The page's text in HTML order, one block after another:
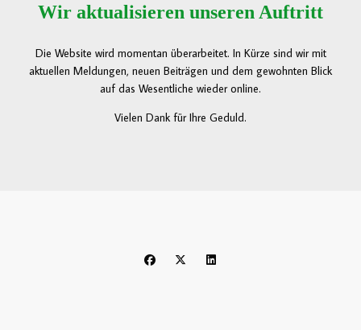
Wir aktualisieren unseren Auftritt
Die Website wird momentan überarbeitet. In Kürze sind wir mit
aktuellen Meldungen, neuen Beiträgen und dem gewohnten Blick
auf das Wesentliche wieder online.
Vielen Dank für Ihre Geduld.